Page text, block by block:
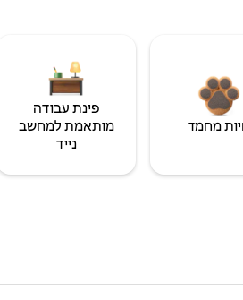
מחמד
פינת עבודה
מותאמת למחשב
נייד